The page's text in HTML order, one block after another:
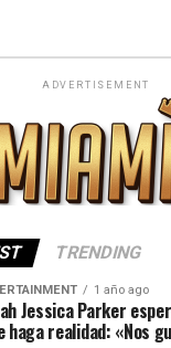
ADVERTISEMENT
TRENDING
1 año ago
Jessica Parker
haga realidad: «Nos